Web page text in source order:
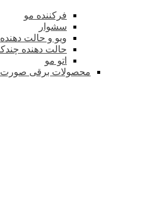
فرکننده مو
سشوار
ویو و حالت دهنده
حالت دهنده
اتو مو
محصولات برقی صورت